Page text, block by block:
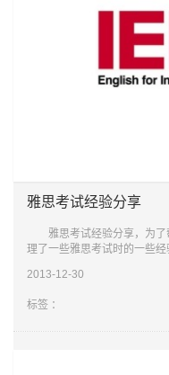
雅思考试经验分享
雅思考试经验分享，为了
理了一些雅思考试时的一些
要的复习
2013-12-30
标签 ：